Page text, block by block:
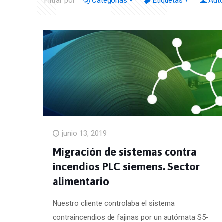
junio 13, 2019
Migración de sistemas contra
incendios PLC siemens. Sector
alimentario
Nuestro cliente controlaba el sistema
contraincendios de fajinas por un autómata S5-